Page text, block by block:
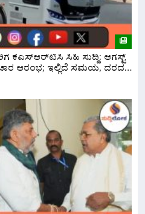
ಕೆಎಸ್‌ಆರ್‌ಟಿಸಿ ಸಿಹಿ ಸುದ್ದಿ: ಆಗಸ್ಟ್
ಆರಂಭ; ಇಲ್ಲಿದೆ ಸಮಯ, ದರದ